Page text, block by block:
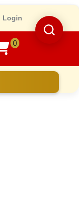
Login
shopping
cart
0